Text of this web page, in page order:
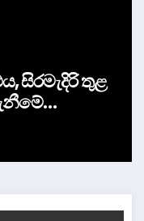
සිරමැදිරි තුළ